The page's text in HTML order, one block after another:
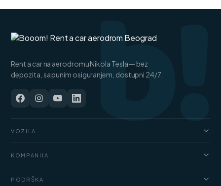
b!
Rent a car na aerodromu Nikola Tesla — bez
depozita, sa punim osiguranjem, dostupni 24/7.
VOZILA
Kombi
KOMPANIJA
PODRŠKA